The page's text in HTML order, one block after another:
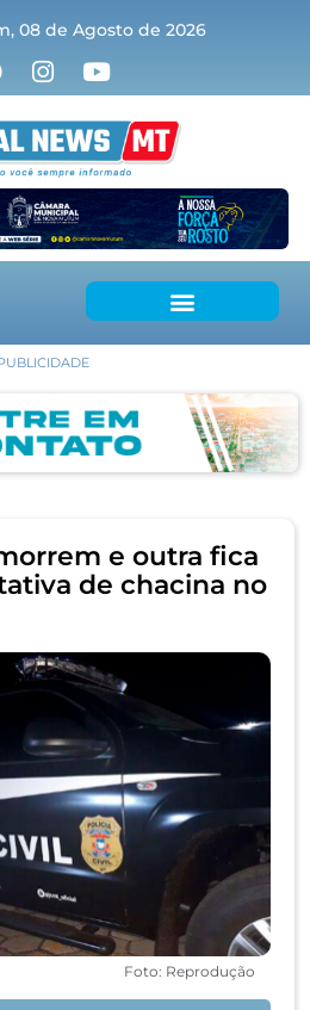
08 de Agosto de 2026
e outra fica
de chacina no
Foto: Reprodução